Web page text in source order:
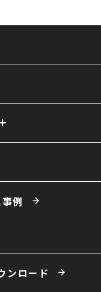
伸縮式テント倉庫
ャッター
外壁
事務所・オフィス
示場
エコロジー施設
ス 屋根改修
例
ンロード